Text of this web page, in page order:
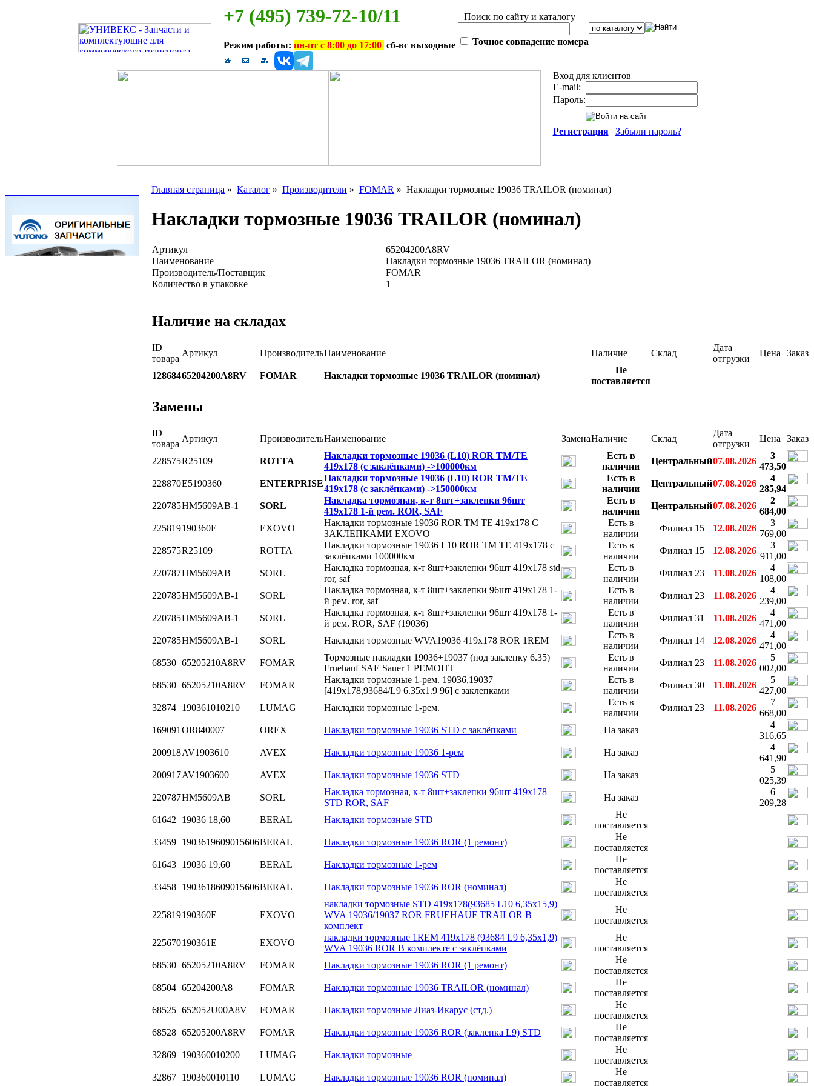
+7 (495) 739-72-10/11
Режим работы: пн-пт с 8:00 до 17:00 сб-вс выходные
Поиск по сайту и каталогу
Точное совпадение номера
Вход для клиентов
E-mail:
Пароль:
Регистрация| Забыли пароль?
Главная страница » Каталог » Производители » FOMAR » Накладки тормозные 19036 TRAILOR (номинал)
Накладки тормозные 19036 TRAILOR (номинал)
Артикул
65204200A8RV
Наименование
Накладки тормозные 19036 TRAILOR (номинал)
Производитель/Поставщик
FOMAR
Количество в упаковке
1
Наличие на складах
ID
товара
Артикул ПроизводительНаименование Наличие Склад
Дата
отгрузки
Цена Заказ
12868465204200A8RV FOMAR Накладки тормозные 19036 TRAILOR (номинал)
Не
поставляется
Замены
ID
товара
Артикул ПроизводительНаименование ЗаменаНаличие Склад
Дата
отгрузки
Цена Заказ
228575R25109 ROTTA
Накладки тормозные 19036 (L10) ROR TM/TE
419х178 (с заклёпками) ->100000км
Есть в
наличии
Центральный07.08.2026
3
473,50
228870E5190360 ENTERPRISE
Накладки тормозные 19036 (L10) ROR TM/TE
419х178 (с заклёпками) ->150000км
Есть в
наличии
Центральный07.08.2026
4
285,94
220785HM5609AB-1 SORL
Накладка тормозная, к-т 8шт+заклепки 96шт
419x178 1-й рем. ROR, SAF
Есть в
наличии
Центральный07.08.2026
2
684,00
225819190360E EXOVO
Накладки тормозные 19036 ROR TM TE 419х178 С
ЗАКЛЕПКАМИ EXOVO
Есть в
наличии
Филиал 15 12.08.2026
3
769,00
228575R25109 ROTTA
Накладки тормозные 19036 L10 ROR TM TE 419х178 с
заклёпками 100000км
Есть в
наличии
Филиал 15 12.08.2026
3
911,00
220787HM5609AB SORL
Накладка тормозная, к-т 8шт+заклепки 96шт 419x178 std
ror, saf
Есть в
наличии
Филиал 23 11.08.2026
4
108,00
220785HM5609AB-1 SORL
Накладка тормозная, к-т 8шт+заклепки 96шт 419x178 1-
й рем. ror, saf
Есть в
наличии
Филиал 23 11.08.2026
4
239,00
220785HM5609AB-1 SORL
Накладка тормозная, к-т 8шт+заклепки 96шт 419x178 1-
й рем. ROR, SAF (19036)
Есть в
наличии
Филиал 31 11.08.2026
4
471,00
220785HM5609AB-1 SORL Накладки тормозные WVA19036 419x178 ROR 1REM
Есть в
наличии
Филиал 14 12.08.2026
4
471,00
68530 65205210A8RV FOMAR
Тормозные накладки 19036+19037 (под заклепку 6.35)
Fruehauf SAE Sauer 1 РЕМОНТ
Есть в
наличии
Филиал 23 11.08.2026
5
002,00
68530 65205210A8RV FOMAR
Накладки тормозные 1-рем. 19036,19037
[419x178,93684/L9 6.35x1.9 96] с заклепками
Есть в
наличии
Филиал 30 11.08.2026
5
427,00
32874 190361010210 LUMAG Накладки тормозные 1-рем.
Есть в
наличии
Филиал 23 11.08.2026
7
668,00
169091 OR840007 OREX Накладки тормозные 19036 STD с заклёпками На заказ
4
316,65
200918AV1903610 AVEX Накладки тормозные 19036 1-рем На заказ
4
641,90
200917AV1903600 AVEX Накладки тормозные 19036 STD На заказ
5
025,39
220787HM5609AB SORL
Накладка тормозная, к-т 8шт+заклепки 96шт 419x178
STD ROR, SAF
На заказ
6
209,28
61642
19036 18,60 BERAL Накладки тормозные STD
Не
поставляется
33459 1903619609015606BERAL Накладки тормозные 19036 ROR (1 ремонт)
Не
поставляется
61643 19036 19,60 BERAL Накладки тормозные 1-рем
Не
поставляется
33458 1903618609015606BERAL Накладки тормозные 19036 ROR (номинал)
Не
поставляется
225819190360E EXOVO
накладки тормозные STD 419х178(93685 L10 6,35х15,9)
WVA 19036/19037 ROR FRUEHAUF TRAILOR В
комплект
Не
поставляется
225670190361E EXOVO
накладки тормозные 1REM 419х178 (93684 L9 6,35x1,9)
WVA 19036 ROR В комплекте с заклёпками
Не
поставляется
68530 65205210A8RV FOMAR Накладки тормозные 19036 ROR (1 ремонт)
Не
поставляется
68504 65204200A8 FOMAR Накладки тормозные 19036 TRAILOR (номинал)
Не
поставляется
68525 652052U00A8V FOMAR Накладки тормозные Лиаз-Икарус (стд.)
Не
поставляется
68528 65205200A8RV FOMAR Накладки тормозные 19036 ROR (заклепка L9) STD
Не
поставляется
32869 190360010200 LUMAG Накладки тормозные
Не
поставляется
32867 190360010110 LUMAG Накладки тормозные 19036 ROR (номинал)
Не
поставляется